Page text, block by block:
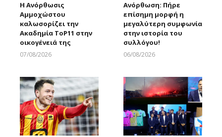
Η Ανόρθωσις
Αμμοχώστου
καλωσορίζει την
Ακαδημία ToP11 στην
οικογένειά της
07/08/2026
Ανόρθωση: Πήρε
επίσημη μορφή η
μεγαλύτερη συμφωνία
στην ιστορία του
συλλόγου!
06/08/2026